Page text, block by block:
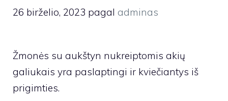
26 birželio, 2023 pagal adminas
Žmonės su aukštyn nukreiptomis akių
galiukais yra paslaptingi ir kviečiantys iš
prigimties.